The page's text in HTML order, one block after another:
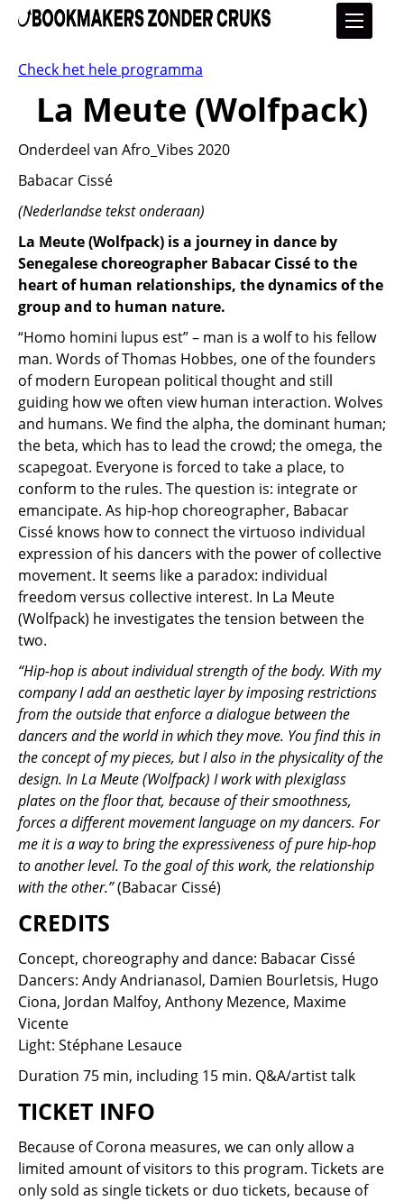
Check het hele programma
La Meute (Wolfpack)
Onderdeel van Afro_Vibes 2020
Babacar Cissé
(Nederlandse tekst onderaan)
La Meute (Wolfpack) is a journey in dance by
Senegalese choreographer Babacar Cissé to the
heart of human relationships, the dynamics of the
group and to human nature.
“Homo homini lupus est” – man is a wolf to his fellow
man. Words of Thomas Hobbes, one of the founders
of modern European political thought and still
guiding how we often view human interaction. Wolves
and humans. We find the alpha, the dominant human;
the beta, which has to lead the crowd; the omega, the
scapegoat. Everyone is forced to take a place, to
conform to the rules. The question is: integrate or
emancipate. As hip-hop choreographer, Babacar
Cissé knows how to connect the virtuoso individual
expression of his dancers with the power of collective
movement. It seems like a paradox: individual
freedom versus collective interest. In La Meute
(Wolfpack) he investigates the tension between the
two.
“Hip-hop is about individual strength of the body. With my
company I add an aesthetic layer by imposing restrictions
from the outside that enforce a dialogue between the
dancers and the world in which they move. You find this in
the concept of my pieces, but I also in the physicality of the
design. In La Meute (Wolfpack) I work with plexiglass
plates on the floor that, because of their smoothness,
forces a different movement language on my dancers. For
me it is a way to bring the expressiveness of pure hip-hop
to another level. To the goal of this work, the relationship
with the other.”(Babacar Cissé)
CREDITS
Concept, choreography and dance: Babacar Cissé
Dancers: Andy Andrianasol, Damien Bourletsis, Hugo
Ciona, Jordan Malfoy, Anthony Mezence, Maxime
Vicente
Light: Stéphane Lesauce
Duration 75 min, including 15 min. Q&A/artist talk
TICKET INFO
Because of Corona measures, we can only allow a
limited amount of visitors to this program. Tickets are
only sold as single tickets or duo tickets, because of